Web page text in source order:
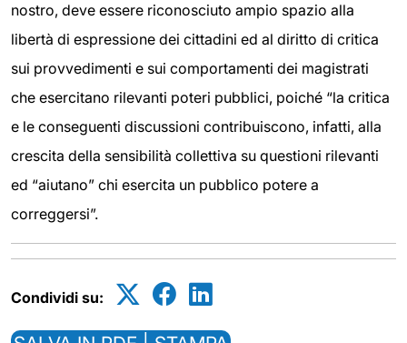
nostro, deve essere riconosciuto ampio spazio alla
libertà di espressione dei cittadini ed al diritto di critica
sui provvedimenti e sui comportamenti dei magistrati
che esercitano rilevanti poteri pubblici, poiché “la critica
e le conseguenti discussioni contribuiscono, infatti, alla
crescita della sensibilità collettiva su questioni rilevanti
ed “aiutano” chi esercita un pubblico potere a
correggersi”.
Condividi su: